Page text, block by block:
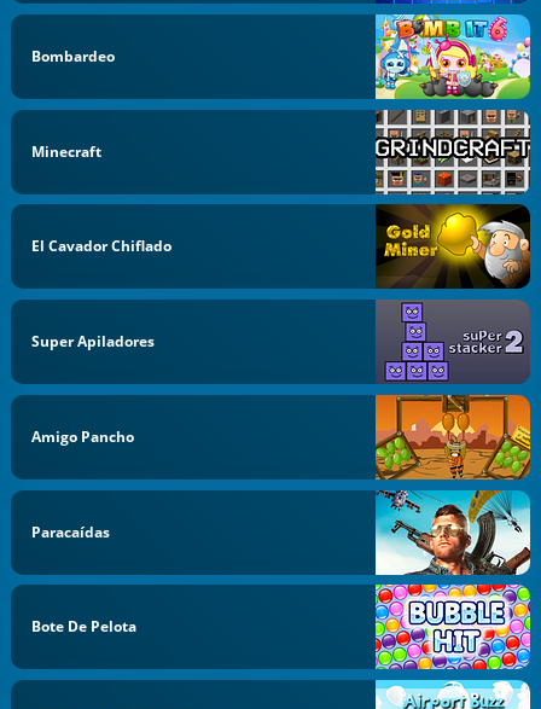
Bombardeo
Minecraft
El Cavador Chiflado
Super Apiladores
Amigo Pancho
Paracaídas
Bote De Pelota